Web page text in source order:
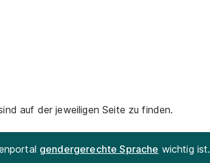
auf der jeweiligen Seite zu finden.
gendergerechte Sprache wichtig ist.